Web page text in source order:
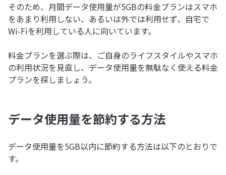
そのため、月間データ使用量が5GBの料金プランはスマホ
をあまり利用しない、あるいは外では利用せず、自宅で
Wi-Fiを利用している人に向いています。
料金プランを選ぶ際は、ご自身のライフスタイルやスマホ
の利用状況を見直し、データ使用量を無駄なく使える料金
プランを探しましょう。
データ使用量を節約する方法
データ使用量を5GB以内に節約する方法は以下のとおりで
す。